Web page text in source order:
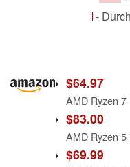
-
$64.97
$83.00
$69.99